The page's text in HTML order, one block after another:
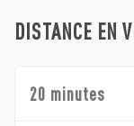
DISTANCE EN
20 minutes